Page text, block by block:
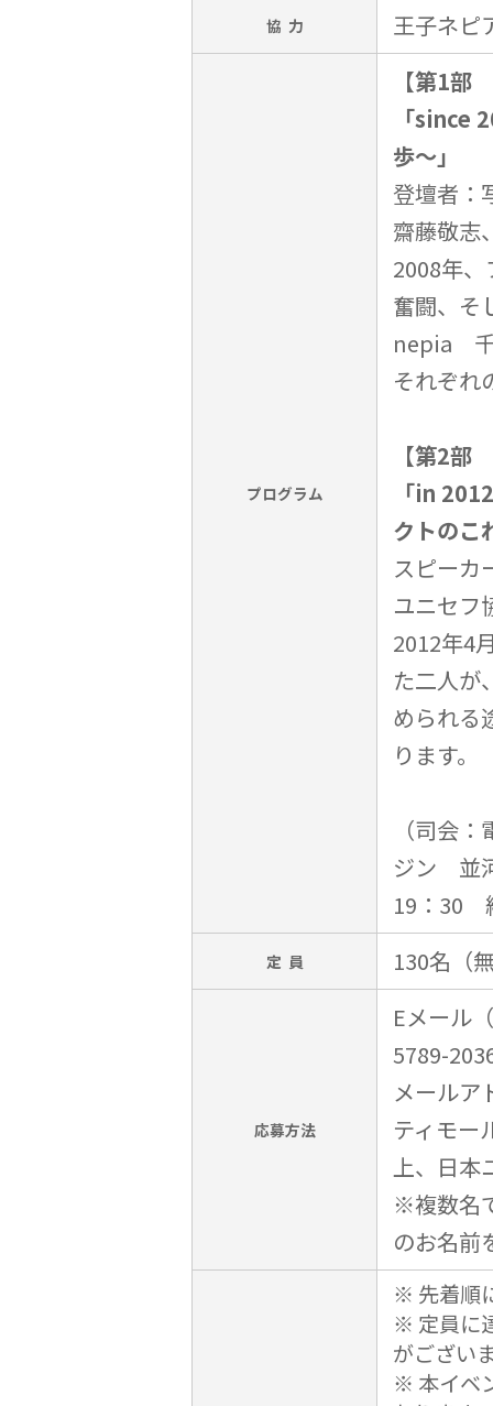
協 力 王子ネピ
プログラム
【第1
「since
歩〜」
登壇者
齋藤敬志
2008年
奮闘、そ
nepia 千
それぞれ
【第2
「in
クトのこ
スピー
ユニセ
2012年4
た二人が
められる
ります。
（司会
ジン 並
19：30
定 員 130名（
応募方法
Eメール（
5789-
メールア
ティモー
上、日本
※複数名
のお名前
※ 先着順
※ 定員に
がござい
※ 本イベ